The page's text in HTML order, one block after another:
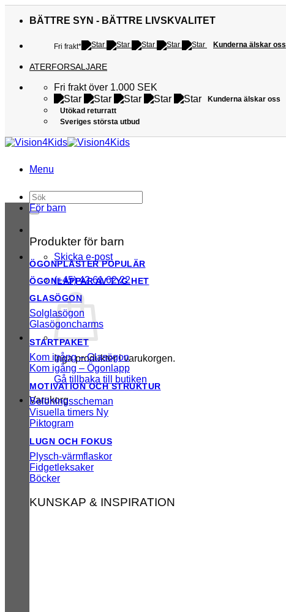
BÄTTRE SYN - BÄTTRE LIVSKVALITET
Fri frakt* Kunderna älskar oss
ATERFORSALJARE
Fri frakt över 1.000 SEK
Kunderna älskar oss
Utökad returratt
Sveriges största utbud
Menu
Sök
efter:
Skicka e-post
(+45) 42 61 62 22
Inga produkter i varukorgen.
Gå tillbaka till butiken
Varukorg
För barn
Produkter för barn
ÖGONPLÅSTER
ÖGONLAPPAR AV TYG
GLASÖGON
Solglasögon
Glasögoncharms
STARTPAKET
Kom igång – Glasögon
Kom igång – Ögonlapp
MOTIVATION OCH STRUKTUR
Belöningsscheman
Visuella timers
Piktogram
LUGN OCH FOKUS
Plysch-värmflaskor
Fidgetleksaker
Böcker
KUNSKAP & INSPIRATION